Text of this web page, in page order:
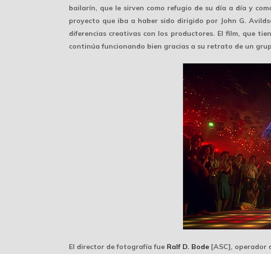
bailarín, que le sirven como refugio de su día a día y
proyecto que iba a haber sido dirigido por John G.
diferencias creativas con los productores. El film, que
continúa funcionando bien gracias a su retrato de un
El director de fotografía fue Ralf D. Bode [ASC], operador